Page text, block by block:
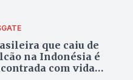
que caiu de
na Indonésia é
com vida